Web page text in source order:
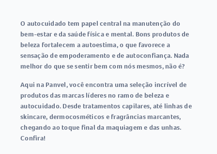
O autocuidado tem papel central na manutenção do
bem-estar e da saúde física e mental. Bons produtos de
beleza fortalecem a autoestima, o que favorece a
sensação de empoderamento e de autoconfiança. Nada
melhor do que se sentir bem com nós mesmos, não é?
Aqui na Panvel, você encontra uma seleção incrível de
produtos das marcas líderes no ramo de beleza e
autocuidado. Desde tratamentos capilares, até linhas de
skincare, dermocosméticos e fragrâncias marcantes,
chegando ao toque final da maquiagem e das unhas.
Confira!